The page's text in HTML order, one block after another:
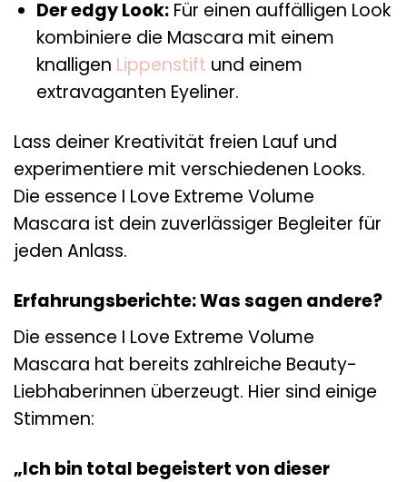
Der edgy Look:Für einen auffälligen Look
kombiniere die Mascara mit einem
knalligen Lippenstift und einem
extravaganten Eyeliner.
Lass deiner Kreativität freien Lauf und
experimentiere mit verschiedenen Looks.
Die essence I Love Extreme Volume
Mascara ist dein zuverlässiger Begleiter für
jeden Anlass.
Erfahrungsberichte: Was sagen andere?
Die essence I Love Extreme Volume
Mascara hat bereits zahlreiche Beauty-
Liebhaberinnen überzeugt. Hier sind einige
Stimmen:
„Ich bin total begeistert von dieser